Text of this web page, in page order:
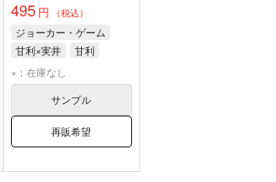
495 円 （税込）
ジョーカー・ゲーム
甘利×実井
甘利
実井
×：在庫なし
サンプル
再販希望